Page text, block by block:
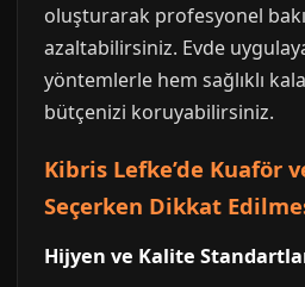
oluşturarak profesyonel
azaltabilirsiniz. Evde
yöntemlerle hem sağlıklı
bütçenizi koruyabilirsiniz.
Kibris Lefke’de Kuaför
Seçerken Dikkat
Hijyen ve Kalite